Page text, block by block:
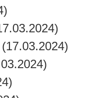
(17.03.2024)